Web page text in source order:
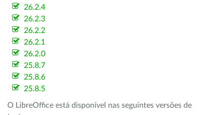
26.2.4
26.2.3
26.2.2
26.2.1
26.2.0
25.8.7
25.8.6
25.8.5
O LibreOffice está disponível nas seguintes versões de